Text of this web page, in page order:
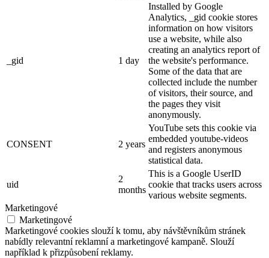
_gid 1 day
Installed by Google
Analytics, _gid cookie stores
information on how visitors
use a website, while also
creating an analytics report of
the website's performance.
Some of the data that are
collected include the number
of visitors, their source, and
the pages they visit
anonymously.
CONSENT 2 years
YouTube sets this cookie via
embedded youtube-videos
and registers anonymous
statistical data.
uid
2
months
This is a Google UserID
cookie that tracks users across
various website segments.
Marketingové
Marketingové
Marketingové cookies slouží k tomu, aby návštěvníkům stránek
nabídly relevantní reklamní a marketingové kampaně. Slouží
například k přizpůsobení reklamy.